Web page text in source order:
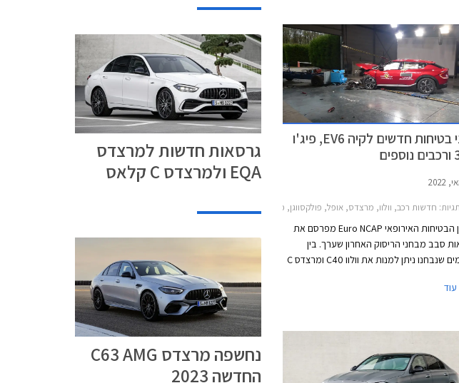
ציוני בטיחות חדשים לקיה EV6, פיג'ו
תגיות: חדשות רכב, וולוו, מרצדס, אופל, פולקסווגן, פיג'ו, קיה, מרצדס C סדאן 2021-2026, וולוו EC40 2022-2026קיה EV6 2022-2024
ארגון הבטיחות האירופאי Euro NCAP מפרסם את
סבב מבחני הריסוק האחרון שערך. בין
הדגמים שנבחנו ניתן למנות את וולוו C40 ומרצדס C
גרסאות חדשות למרצדס
EQA ולמרצדס C קלאס
נחשפה מרצדס C63 AMG
החדשה 2023